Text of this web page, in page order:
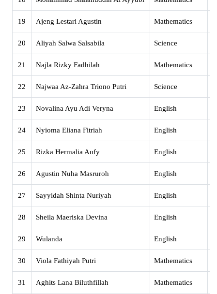
19 Ajeng Lestari Agustin Mathematics
20 Aliyah Salwa Salsabila Science
21 Najla Rizky Fadhilah Mathematics
22 Najwaa Az-Zahra Triono Putri Science
23 Novalina Ayu Adi Veryna English
24 Nyioma Eliana Fitriah English
25 Rizka Hermalia Aufy English
26 Agustin Nuha Masruroh English
27 Sayyidah Shinta Nuriyah English
28 Sheila Maeriska Devina English
29 Wulanda English
30 Viola Fathiyah Putri Mathematics
31 Aghits Lana Biluthfillah Mathematics